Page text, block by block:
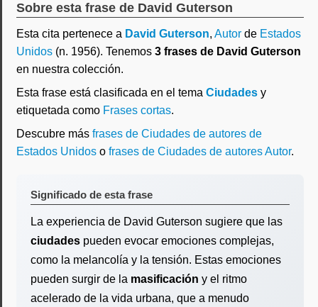
Sobre esta frase de David Guterson
Esta cita pertenece a David Guterson, Autor de Estados
Unidos (n. 1956). Tenemos 3 frases de David Guterson
en nuestra colección.
Esta frase está clasificada en el tema Ciudades y
etiquetada como Frases cortas.
Descubre más frases de Ciudades de autores de
Estados Unidos o frases de Ciudades de autores Autor.
Significado de esta frase
La experiencia de David Guterson sugiere que las
ciudades pueden evocar emociones complejas,
como la melancolía y la tensión. Estas emociones
pueden surgir de la masificación y el ritmo
acelerado de la vida urbana, que a menudo